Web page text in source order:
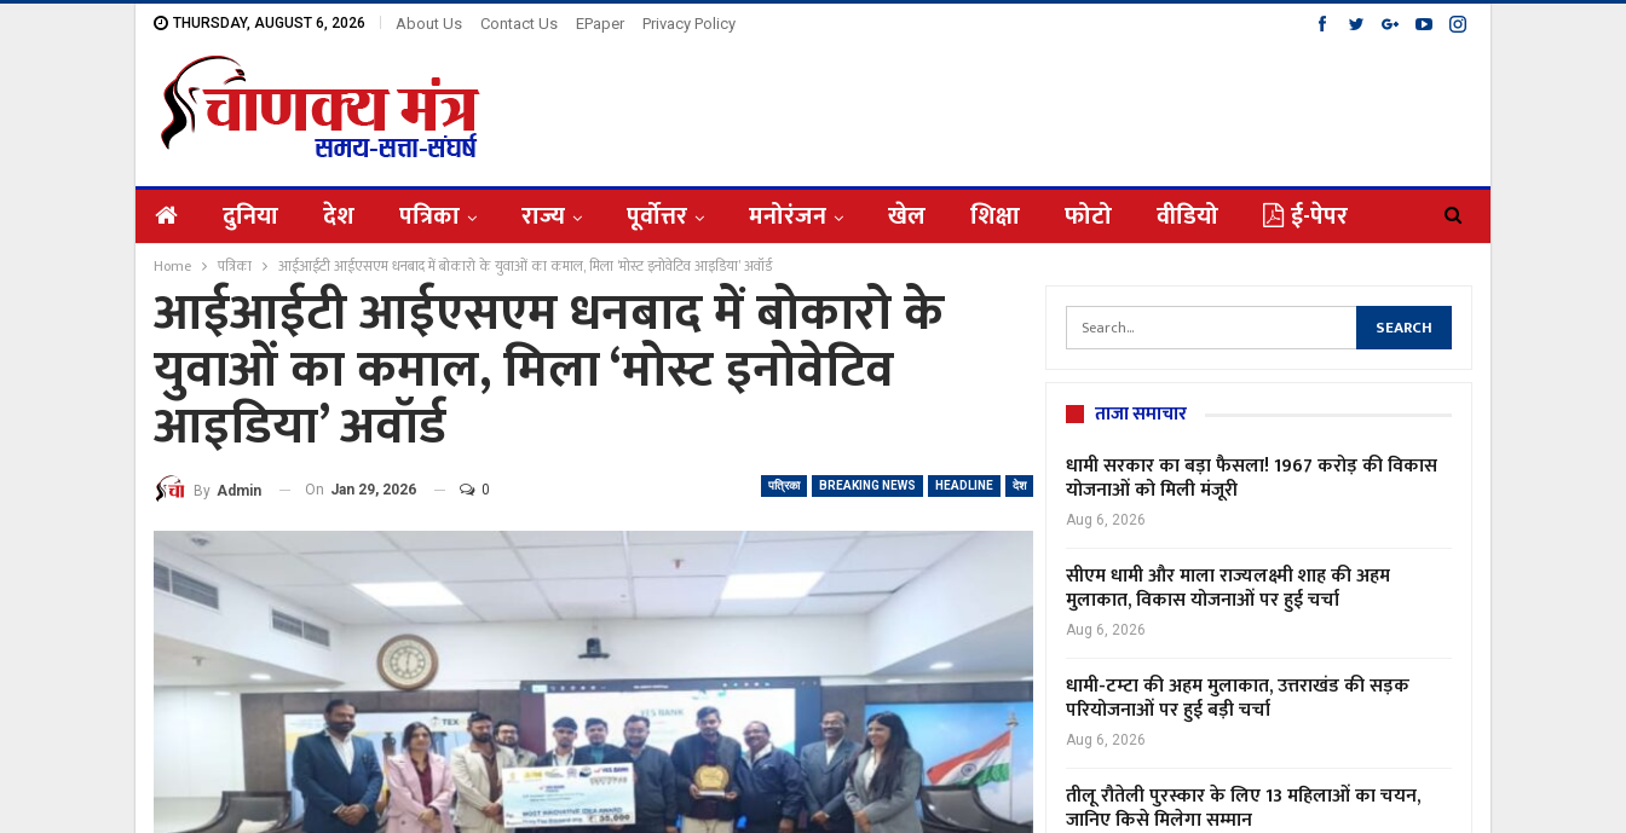
THURSDAY, AUGUST 6, 2026 About Us Contact Us EPaper Privacy Policy
दुनिया देश पत्रिका राज्य पूर्वोत्तर मनोरंजन खेल शिक्षा फोटो वीडियो ई-पेपर
Home पत्रिका आईआईटी आईएसएम धनबाद में बोकारो के युवाओं का कमाल, मिला ‘मोस्ट इनोवेटिव आइडिया’ अवॉर्ड
आईआईटी आईएसएम धनबाद में बोकारो के
युवाओं का कमाल, मिला ‘मोस्ट इनोवेटिव
आइडिया’ अवॉर्ड
पत्रिका BREAKING NEWS HEADLINE देश
By Admin On Jan 29, 2026 0
ताजा समाचार
धामी सरकार का बड़ा फैसला! 1967 करोड़ की विकास
योजनाओं को मिली मंजूरी
Aug 6, 2026
सीएम धामी और माला राज्यलक्ष्मी शाह की अहम
मुलाकात, विकास योजनाओं पर हुई चर्चा
Aug 6, 2026
धामी-टम्टा की अहम मुलाकात, उत्तराखंड की सड़क
परियोजनाओं पर हुई बड़ी चर्चा
Aug 6, 2026
तीलू रौतेली पुरस्कार के लिए 13 महिलाओं का चयन,
जानिए किसे मिलेगा सम्मान